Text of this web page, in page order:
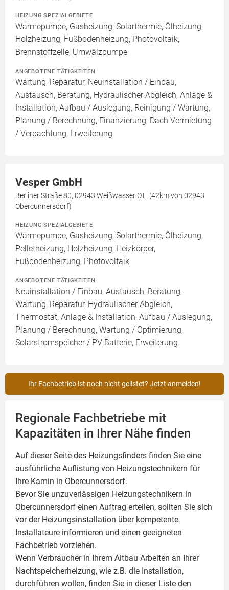
HEIZUNG SPEZIALGEBIETE
Wärmepumpe, Gasheizung, Solarthermie, Ölheizung,
Holzheizung, Fußbodenheizung, Photovoltaik,
Brennstoffzelle, Umwälzpumpe
ANGEBOTENE TÄTIGKEITEN
Wartung, Reparatur, Neuinstallation / Einbau,
Austausch, Beratung, Hydraulischer Abgleich, Anlage &
Installation, Aufbau / Auslegung, Reinigung / Wartung,
Planung / Berechnung, Finanzierung, Dach Vermietung
/ Verpachtung, Erweiterung
Vesper GmbH
Berliner Straße 80, 02943 Weißwasser O.L. (42km von 02943
Obercunnersdorf)
HEIZUNG SPEZIALGEBIETE
Wärmepumpe, Gasheizung, Solarthermie, Ölheizung,
Pelletheizung, Holzheizung, Heizkörper,
Fußbodenheizung, Photovoltaik
ANGEBOTENE TÄTIGKEITEN
Neuinstallation / Einbau, Austausch, Beratung,
Wartung, Reparatur, Hydraulischer Abgleich,
Thermostat, Anlage & Installation, Aufbau / Auslegung,
Planung / Berechnung, Wartung / Optimierung,
Solarstromspeicher / PV Batterie, Erweiterung
Ihr Fachbetrieb ist noch nicht gelistet? Jetzt anmelden!
Regionale Fachbetriebe mit
Kapazitäten in Ihrer Nähe finden
Auf dieser Seite des Heizungsfinders finden Sie eine
ausführliche Auflistung von Heizungstechnikern für
Ihre Kamin in Obercunnersdorf.
Bevor Sie unzuverlässigen Heizungstechnikern in
Obercunnersdorf einen Auftrag erteilen, sollten Sie sich
vor der Heizungsinstallation über kompetente
Installateure informieren und einen geeigneten
Fachbetrieb vorziehen.
Wenn Verbraucher in Ihrem Altbau Arbeiten an Ihrer
Nachtspeicherheizung, wie z.B. die Installation,
durchführen wollen, finden Sie in dieser Liste den